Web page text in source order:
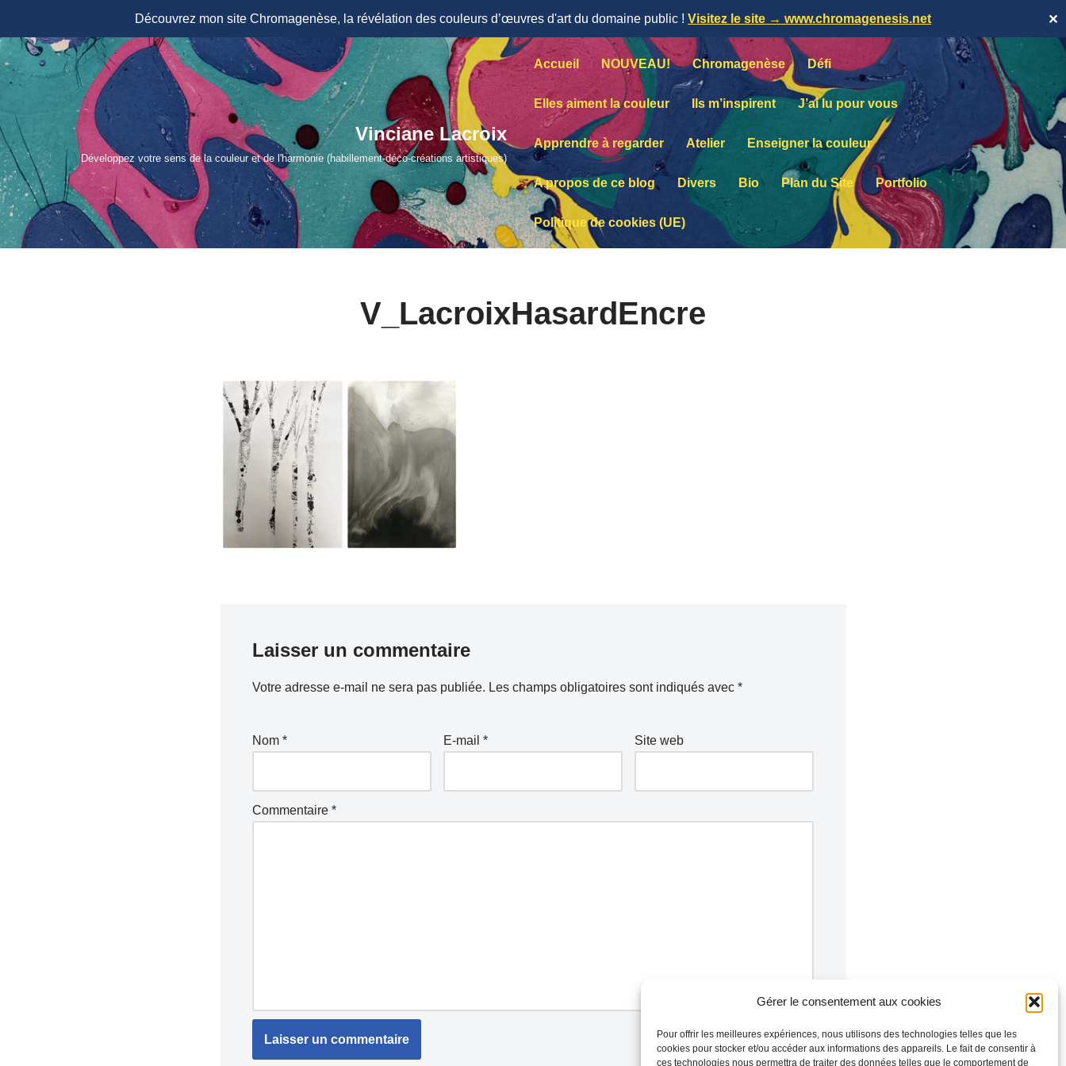
Gérer le consentement aux cookies
Pour offrir les meilleures expériences, nous utilisons des technologies telles que les
cookies pour stocker et/ou accéder aux informations des appareils. Le fait de consentir à
ces technologies nous permettra de traiter des données telles que le comportement de
Découvrez mon site Chromagenèse, la révélation des couleurs d’œuvres d'art du domaine public ! Visitez le site → www.chromagenesis.net ✕
Aller
contenu
Vinciane Lacroix
Développez votre sens de la couleur et de l'harmonie (habillement-déco-créations artistiques)
Accueil NOUVEAU! Chromagenèse Défi
Elles aiment la couleur Ils m’inspirent J’ai lu pour vous
Apprendre à regarder Atelier Enseigner la couleur
A propos de ce blog Divers Bio Plan du Site Portfolio
Politique de cookies (UE)
V_LacroixHasardEncre
Laisser un commentaire
Votre adresse e-mail ne sera pas publiée. Les champs obligatoires sont indiqués avec *
Nom * E-mail * Site web
Commentaire *